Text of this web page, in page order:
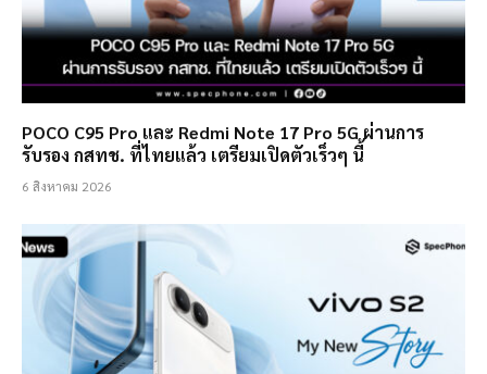
POCO C95 Pro และ Redmi Note 17 Pro 5G ผ่านการ
รับรอง กสทช. ที่ไทยแล้ว เตรียมเปิดตัวเร็วๆ นี้
6 สิงหาคม 2026